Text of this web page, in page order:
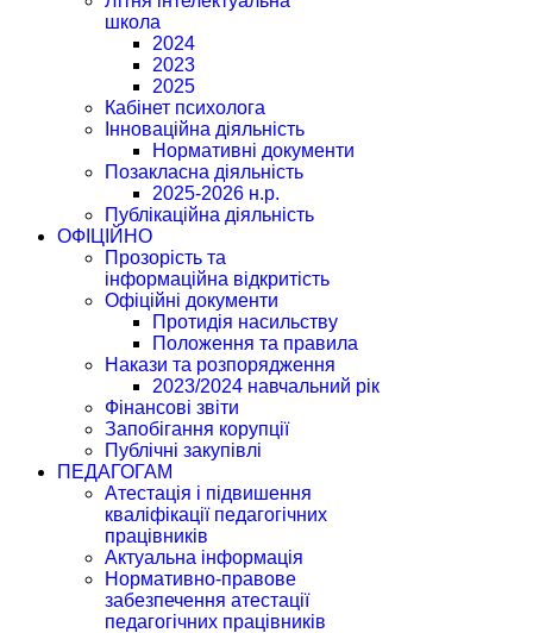
школа
2024
2023
2025
Кабінет психолога
Інноваційна діяльність
Нормативні документи
Позакласна діяльність
2025-2026 н.р.
Публікаційна діяльність
ОФІЦІЙНО
Прозорість та
інформаційна відкритість
Офіційні документи
Протидія насильству
Положення та правила
Накази та розпорядження
2023/2024 навчальний рік
Фінансові звіти
Запобігання корупції
Публічні закупівлі
ПЕДАГОГАМ
Атестація і підвишення
кваліфікації педагогічних
працівників
Актуальна інформація
Нормативно-правове
забезпечення атестації
педагогічних працівників